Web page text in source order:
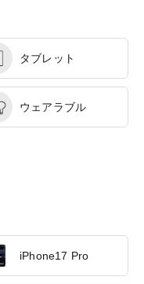
タブレット
ウェアラブル
iPhone17 Pro